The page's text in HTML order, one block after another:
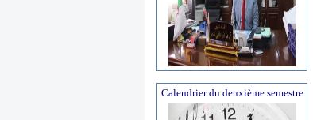
Calendrier du deuxième semestre